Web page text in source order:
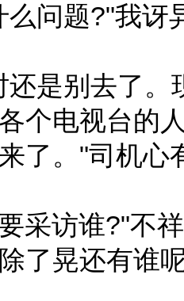
问题?"我讶
是别去了。
个电视台的
了。"司机心
采访谁?"不
了晃还有谁